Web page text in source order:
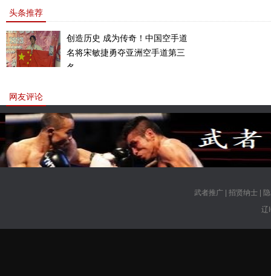
头条推荐
创造历史 成为传奇！中国空手道
名将宋敏捷勇夺亚洲空手道第三
名。
网友评论
武者推广| 招贤纳士|
辽